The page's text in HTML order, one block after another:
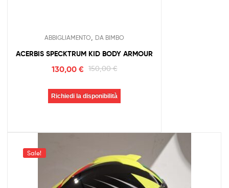
ABBIGLIAMENTO DA BIMBO
ACERBIS SPECKTRUM KID BODY ARMOUR
150,00€
130,00 €
Richiedi la disponibilità
Sale!